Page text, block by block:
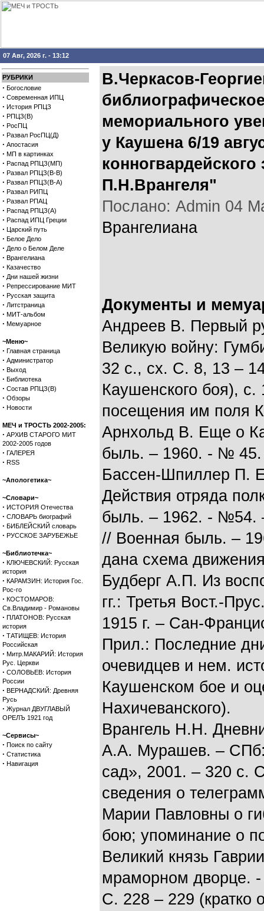
07 Авг, 2026 г. - 13:12
РУБРИКИ
· Богословие
· Современная ИПЦ
· История РПЦЗ
· РПЦЗ(В)
· РосПЦ
· Развал РосПЦ(Д)
· Апостасия
· МП в картинках
· Распад РПЦЗ(МП)
· Развал РПЦЗ(В-В)
· Развал РПЦЗ(В-А)
· Развал РИПЦ
· Развал РПАЦ
· Распад РПЦЗ(А)
· Распад ИПЦ Греции
· Царский путь
· Белое Дело
· Дело о Белом Деле
· Врангелиана
· Казачество
· Дни нашей жизни
· Репрессирование МИТ
· Русская защита
· Литстраница
· МИТ-альбом
· Мемуарное
~Меню~
· Главная страница
· Администратор
· Выход
· Библиотека
· Состав РПЦЗ(В)
· Обзоры
· Новости
МЕЧ и ТРОСТЬ 2002-2005:
· АРХИВ СТАРОГО МИТ
2002-2005 годов
· ГАЛЕРЕЯ
· RSS
~Апологетика~
~Словари~
· ИСТОРИЯ Отечества
· СЛОВАРЬ биографий
· БИБЛЕЙСКИЙ словарь
· РУССКОЕ ЗАРУБЕЖЬЕ
~Библиотечка~
· КЛЮЧЕВСКИЙ: Русская
история
· КАРАМЗИН: История Гос.
Рос-го
· КОСТОМАРОВ:
Св.Владимир - Романовы
· ПЛАТОНОВ: Русская
история
· ТАТИЩЕВ: История
Российская
· Митр.МАКАРИЙ: История
Рус. Церкви
· СОЛОВЬЕВ: История
России
· ВЕРНАДСКИЙ: Древняя
Русь
· Журнал ДВУГЛАВЫЙ
ОРЕЛЪ 1921 год
~Сервисы~
· Поиск по сайту
· Статистика
· Навигация
В.Черкасов-
мемориального
у Каушена 6/19
П.Н.Врангеля"
Послано: Admin 04
Врангелиана
Документы и
Андреев В. Первый
Великую войну:
32 с., сх. С. 8, 13 –
Каушенского боя), с.
посещения им поля
Арнхольд В. Еще о
быль. – 1960. - №
Бассен-Шпиллер П.
Действия отряда
быль. – 1962. - №54.
// Военная быль. –
дана схема
Будберг А.П. Из
гг.: Третья Вост.-
1915 г. – Сан-
Прил.: Последние
очевидцев и нем.
Каушенском бое и
Нахичеванского).
Врангель Н.Н.
А.А. Мурашев. –
сад», 2001. – 320 с.
сведения о
Марии Павловны о
бою; упоминание о
Великий князь
мраморном дворце.
С. 228 – 229 (кратко